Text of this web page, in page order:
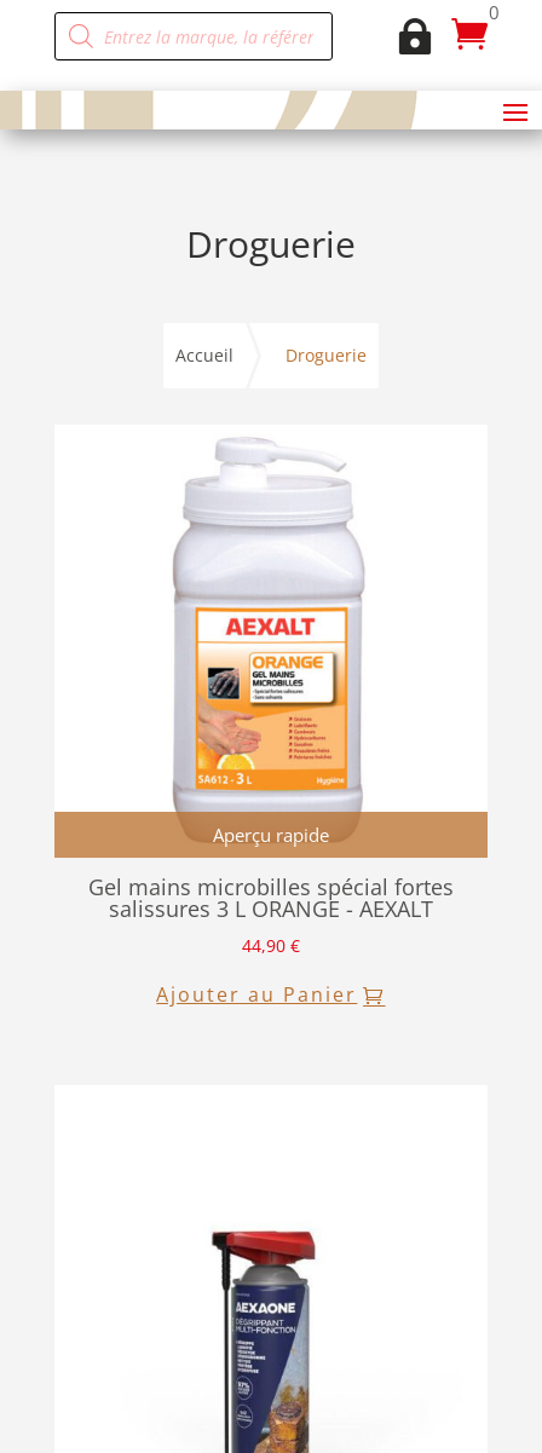
Recherche
de
produits  
0
Droguerie
Accueil Droguerie
Aperçu rapide
Gel mains microbilles spécial fortes
salissures 3 L ORANGE - AEXALT
44,90 €
Ajouter au Panier